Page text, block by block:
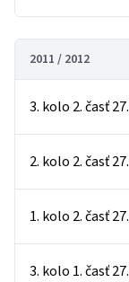
2011 / 2012
3. kolo 2. časť
2. kolo 2. časť
1. kolo 2. časť
3. kolo 1. časť